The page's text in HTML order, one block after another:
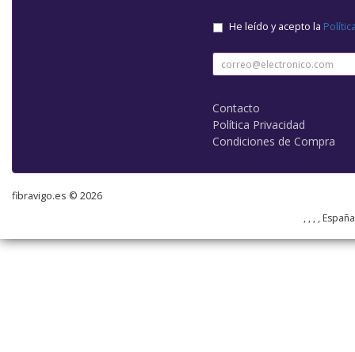
He leído y acepto la
Contacto
Política Privacidad
Condiciones de Compra
fibravigo.es © 2026
, , , ,